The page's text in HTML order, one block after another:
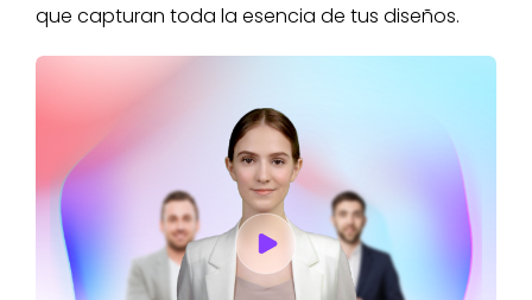
que capturan toda la esencia de tus diseños.